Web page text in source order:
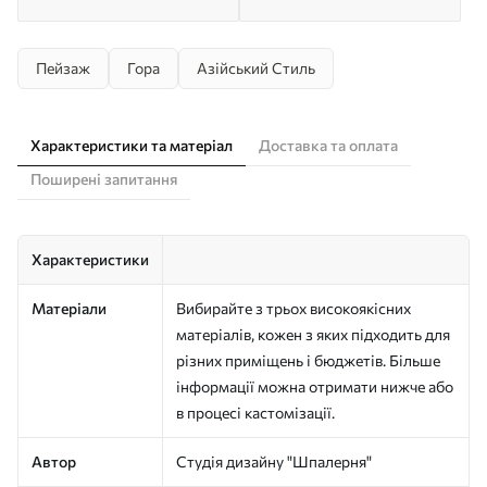
Пейзаж Гора Азійський Стиль
Характеристики та матеріал
Доставка та оплата
Поширені запитання
Характеристики
Матеріали
Вибирайте з трьох високоякісних
матеріалів, кожен з яких підходить для
різних приміщень і бюджетів. Більше
інформації можна отримати нижче або
в процесі кастомізації.
Автор Студія дизайну "Шпалерня"